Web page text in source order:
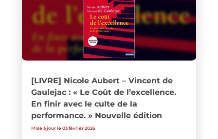
[LIVRE] Nicole Aubert – Vincent de
Gaulejac : « Le Coût de l’excellence.
En finir avec le culte de la
performance. » Nouvelle édition
Mise à jour le 03 février 2026